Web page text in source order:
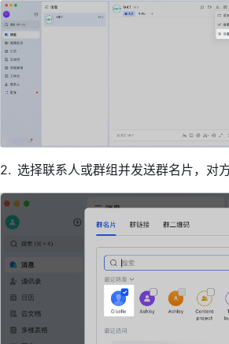
选择联系人或群组并发送群名片，对